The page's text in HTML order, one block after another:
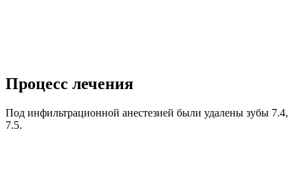
Процесс лечения
Под инфильтрационной анестезией были удалены зубы 7.4,
7.5.